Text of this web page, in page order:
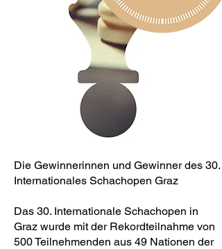
Die Gewinnerinnen und Gewinner des 30.
Internationales Schachopen Graz
Das 30. Internationale Schachopen in
Graz wurde mit der Rekordteilnahme von
500 Teilnehmenden aus 49 Nationen der